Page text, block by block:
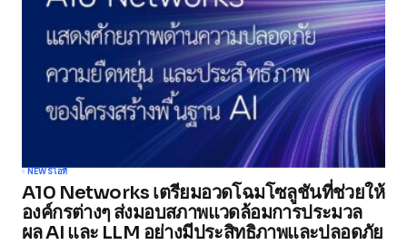
NEWSไอที
A10 Networks เตรียมอวดโฉมโซลูชันที่ช่วยให้
องค์กรต่างๆ ส่งมอบสภาพแวดล้อมการประมวล
ผล AI และ LLM อย่างมีประสิทธิภาพและปลอดภัย